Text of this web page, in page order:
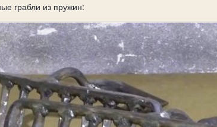
грабли из пружин: